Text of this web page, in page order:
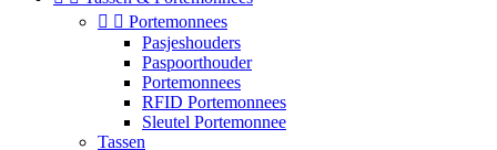
  Portemonnees
Pasjeshouders
Paspoorthouder
Portemonnees
RFID Portemonnees
Sleutel Portemonnee
Tassen